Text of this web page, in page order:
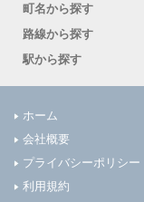
町名から探す
路線から探す
駅から探す
ホーム
会社概要
プライバシーポリシー
利用規約